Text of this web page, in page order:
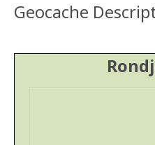
Geocache